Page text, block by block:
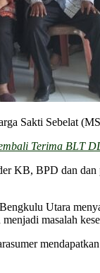
Sakti Sebelat
Terima BLT
KB, BPD dan
Utara
masalah